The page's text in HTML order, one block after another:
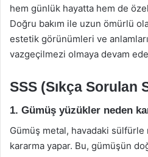
hem günlük hayatta hem de
Doğru bakım ile uzun ömürlü
estetik görünümleri ve
vazgeçilmezi olmaya devam
SSS (Sıkça Sorulan
1. Gümüş yüzükler neden
Gümüş metal, havadaki
kararma yapar. Bu, gümüşün